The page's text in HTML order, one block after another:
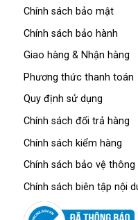
Chính sách bảo mật
Chính sách bảo hành
Giao hàng & Nhận hàng
Phương thức thanh toán
Quy định sử dụng
Chính sách đổi trả hàng
Chính sách kiểm hàng
Chính sách bảo vệ thông
Chính sách biên tập nội